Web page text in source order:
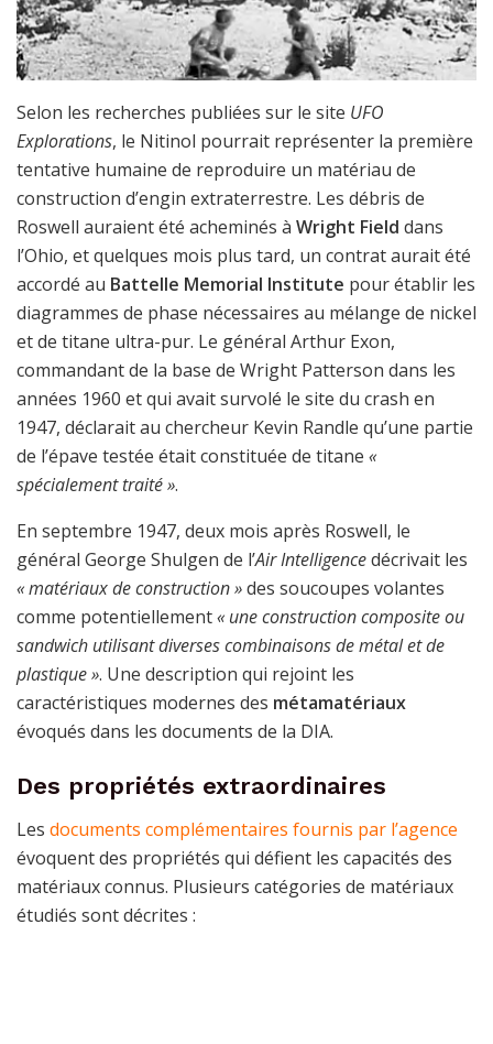
Selon les recherches publiées sur le site UFO
Explorations, le Nitinol pourrait représenter la première
tentative humaine de reproduire un matériau de
construction d’engin extraterrestre. Les débris de
Roswell auraient été acheminés à Wright Field dans
l’Ohio, et quelques mois plus tard, un contrat aurait été
accordé au Battelle Memorial Institute pour établir les
diagrammes de phase nécessaires au mélange de nickel
et de titane ultra-pur. Le général Arthur Exon,
commandant de la base de Wright Patterson dans les
années 1960 et qui avait survolé le site du crash en
1947, déclarait au chercheur Kevin Randle qu’une partie
de l’épave testée était constituée de titane «
spécialement traité ».
En septembre 1947, deux mois après Roswell, le
général George Shulgen de l’Air Intelligencedécrivait les
« matériaux de construction »des soucoupes volantes
comme potentiellement« une construction composite ou
sandwich utilisant diverses combinaisons de métal et de
plastique ». Une description qui rejoint les
caractéristiques modernes des métamatériaux
évoqués dans les documents de la DIA.
Des propriétés extraordinaires
Les documents complémentaires fournis par l’agence
évoquent des propriétés qui défient les capacités des
matériaux connus. Plusieurs catégories de matériaux
étudiés sont décrites :